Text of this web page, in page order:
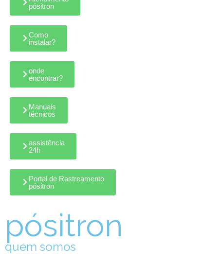
pósitron
Como
instalar?
onde
encontrar?
Manuais
técnicos
assistência
24h
Portal de Rastreamento
pósitron
pósitron
quem somos